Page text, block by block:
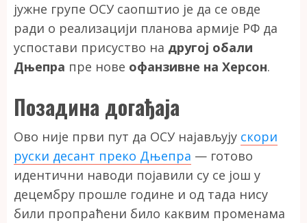
јужне групе ОСУ саопштио је да се овде
ради о реализацији планова армије РФ да
успостави присуство на другој обали
Дњепра пре нове офанзивне на Херсон.
Позадина догађаја
Ово није први пут да ОСУ најављују скори
руски десант преко Дњепра — готово
идентични наводи појавили су се још у
децембру прошле године и од тада нису
били пропраћени било каквим променама